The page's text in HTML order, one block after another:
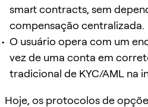
smart contracts, sem
compensação centralizada.
O usuário opera com um
vez de uma conta em
tradicional de KYC/AML na
Hoje, os protocolos de